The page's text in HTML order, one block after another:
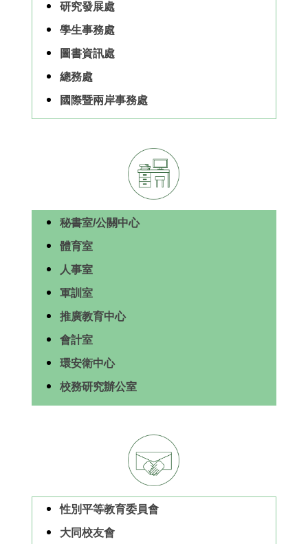
研究發展處
學生事務處
圖書資訊處
總務處
國際暨兩岸事務處
秘書室/公關中心
體育室
人事室
軍訓室
推廣教育中心
會計室
環安衛中心
校務研究辦公室
性別平等教育委員會
大同校友會